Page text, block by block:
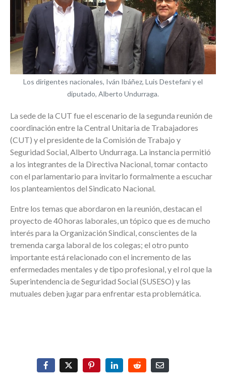
Los dirigentes nacionales, Iván Ibáñez, Luis Destefani y el
diputado, Alberto Undurraga.
La sede de la CUT fue el escenario de la segunda reunión de
coordinación entre la Central Unitaria de Trabajadores
(CUT) y el presidente de la Comisión de Trabajo y
Seguridad Social, Alberto Undurraga. La instancia permitió
a los integrantes de la Directiva Nacional, tomar contacto
con el parlamentario para invitarlo formalmente a escuchar
los planteamientos del Sindicato Nacional.
Entre los temas que abordaron en la reunión, destacan el
proyecto de 40 horas laborales, un tópico que es de mucho
interés para la Organización Sindical, conscientes de la
tremenda carga laboral de los colegas; el otro punto
importante está relacionado con el incremento de las
enfermedades mentales y de tipo profesional, y el rol que la
Superintendencia de Seguridad Social (SUSESO) y las
mutuales deben jugar para enfrentar esta problemática.